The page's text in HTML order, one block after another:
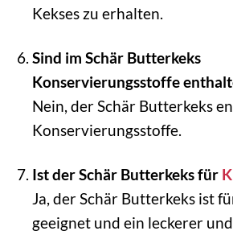
Kekses zu erhalten.
Sind im Schär Butterkeks
Konservierungsstoffe
Nein, der Schär Butterkeks
Konservierungsstoffe.
Ist der Schär Butterkeks für
Ja, der Schär Butterkeks ist
geeignet und ein leckerer